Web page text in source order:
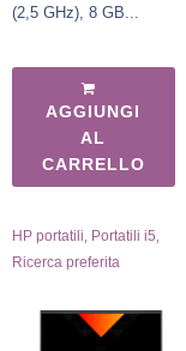
(2,5 GHz), 8 GB...
AGGIUNGI
AL
CARRELLO
HP portatili, Portatili i5,
Ricerca preferita